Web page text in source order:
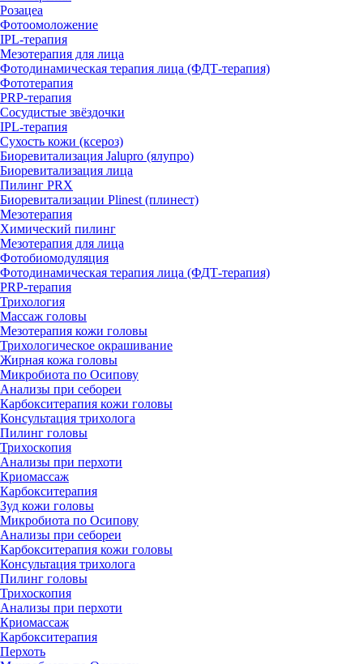
Розацеа
Фотоомоложение
IPL‑терапия
Мезотерапия для лица
Фотодинамическая терапия лица (ФДТ-терапия)
Фототерапия
PRP-терапия
Сосудистые звёздочки
IPL‑терапия
Сухость кожи (ксероз)
Биоревитализация Jalupro (ялупро)
Биоревитализация лица
Пилинг PRX
Биоревитализации Plinest (плинест)
Мезотерапия
Химический пилинг
Мезотерапия для лица
Фотобиомодуляция
Фотодинамическая терапия лица (ФДТ-терапия)
PRP-терапия
Трихология
Массаж головы
Мезотерапия кожи головы
Трихологическое окрашивание
Жирная кожа головы
Микробиота по Осипову
Анализы при себореи
Карбокситерапия кожи головы
Консультация трихолога
Пилинг головы
Трихоскопия
Анализы при перхоти
Криомассаж
Карбокситерапия
Зуд кожи головы
Микробиота по Осипову
Анализы при себореи
Карбокситерапия кожи головы
Консультация трихолога
Пилинг головы
Трихоскопия
Анализы при перхоти
Криомассаж
Карбокситерапия
Перхоть